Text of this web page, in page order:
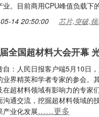
业。目前商用CPU峰值负载下
14 20:50:00 芯片,突破,
全国超材料大会开幕
自：人民日报客户端5月10日
业界精英和学者专家的参会。
在超材料领域有影响力的专家
沟通交流，挖掘超材料领域的
产业化发展……更多